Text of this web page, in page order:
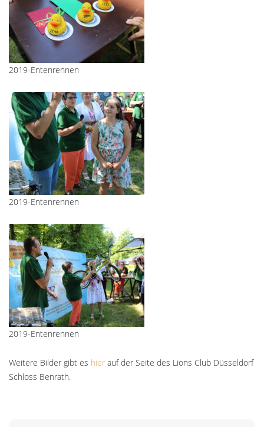
2019-Entenrennen
2019-Entenrennen
2019-Entenrennen
Weitere Bilder gibt es hier auf der Seite des Lions Club Düsseldorf
Schloss Benrath.